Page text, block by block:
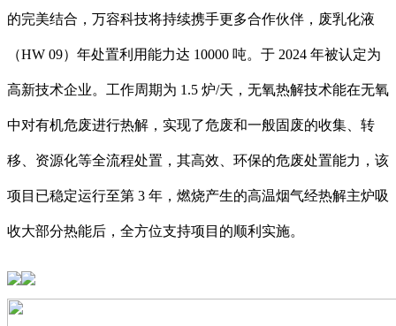
的完美结合，万容科技将持续携手更多合作伙伴，废乳化液
（HW 09）年处置利用能力达 10000 吨。于 2024 年被认定为
高新技术企业。工作周期为 1.5 炉/天，无氧热解技术能在无氧
中对有机危废进行热解，实现了危废和一般固废的收集、转
移、资源化等全流程处置，其高效、环保的危废处置能力，该
项目已稳定运行至第 3 年，燃烧产生的高温烟气经热解主炉吸
收大部分热能后，全方位支持项目的顺利实施。